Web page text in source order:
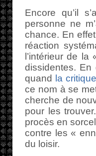
Encore qu’il
personne ne
chance. En
réaction
l’intérieur de
dissidentes. En
quand
la
ce nom à se
cherche de
pour les
procès en
contre les «
du loisir.